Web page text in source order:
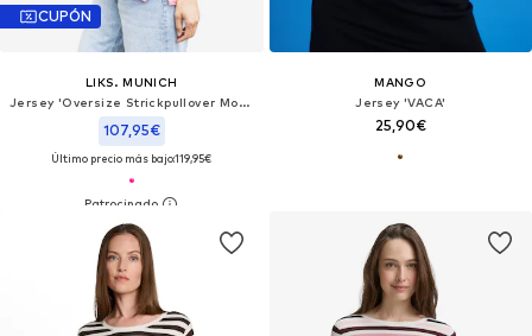
CUPÓN
LIKS. MUNICH
Jersey 'Oversize Strickpullover Mohair Baumwollmix gestreift - DanaC'
107,95€
Último precio más bajo:119,95€
MANGO
Jersey 'VACA'
25,90€